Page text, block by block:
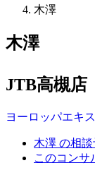
木澤
木澤
JTB高槻店
ヨーロッパエキ
木澤 の相
このコンサ